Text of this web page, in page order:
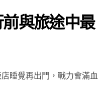
與旅途中最
睡覺再出門，戰力會滿血